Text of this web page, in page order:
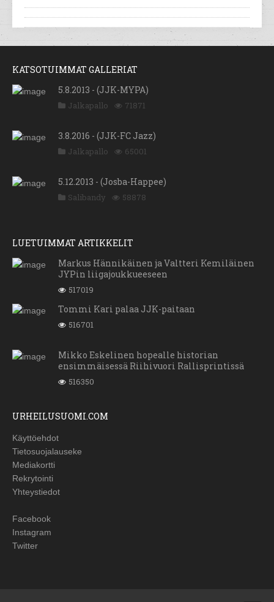
KATSOTUIMMAT GALLERIAT
5.8.2013 - (JJK-MYPA)
Jalkapallo 71871
3.8.2016 - (JJK-FC Jazz)
Jalkapallo 65001
5.12.2013 - (Josba-Happee)
Salibandy 58878
LUETUIMMAT ARTIKKELIT
Markus Hännikäinen ja Valtteri Kemiläinen
JYPin liigajoukkueeseen
517019
Tommi Kari palaa JJK-paitaan
516701
Mikko Eskelinen hopealle historian
ensimmäisessä Riihivuori Rallisprintissä
516350
URHEILUSUOMI.COM
Käyttöehdot
Tietosuojalauseke
Mediakortti
Rekrytointi
Yhteystiedot
Facebook
Instagram
Twitter